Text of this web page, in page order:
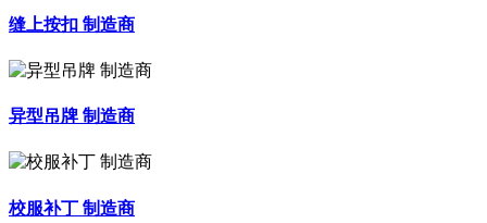
缝上按扣 制造商
异型吊牌 制造商
校服补丁 制造商